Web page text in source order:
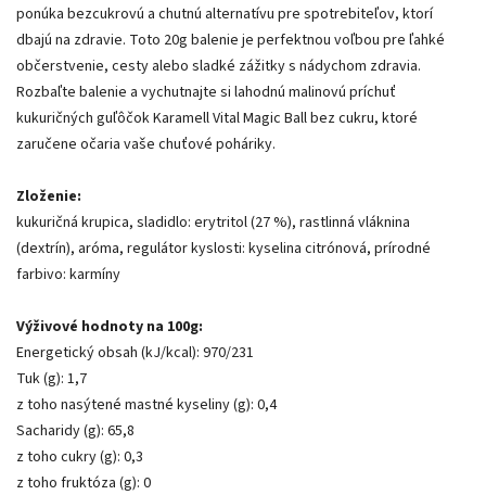
ponúka bezcukrovú a chutnú alternatívu pre spotrebiteľov, ktorí
dbajú na zdravie. Toto 20g balenie je perfektnou voľbou pre ľahké
občerstvenie, cesty alebo sladké zážitky s nádychom zdravia.
Rozbaľte balenie a vychutnajte si lahodnú malinovú príchuť
kukuričných guľôčok Karamell Vital Magic Ball bez cukru, ktoré
zaručene očaria vaše chuťové poháriky.
Zloženie:
kukuričná krupica, sladidlo: erytritol (27 %), rastlinná vláknina
(dextrín), aróma, regulátor kyslosti: kyselina citrónová, prírodné
farbivo: karmíny
Výživové hodnoty na 100g:
Energetický obsah (kJ/kcal): 970/231
Tuk (g): 1,7
z toho nasýtené mastné kyseliny (g): 0,4
Sacharidy (g): 65,8
z toho cukry (g): 0,3
z toho fruktóza (g): 0